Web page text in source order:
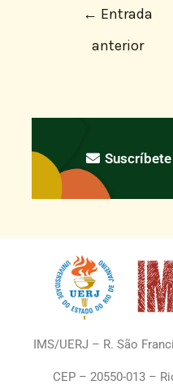
← Entrada
anterior
IMS/UERJ – R. São
CEP – 20550-013 –